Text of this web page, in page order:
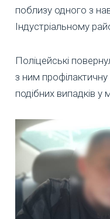
поблизу одного з
Індустріальному
Поліцейські
з ним
подібних випадків у